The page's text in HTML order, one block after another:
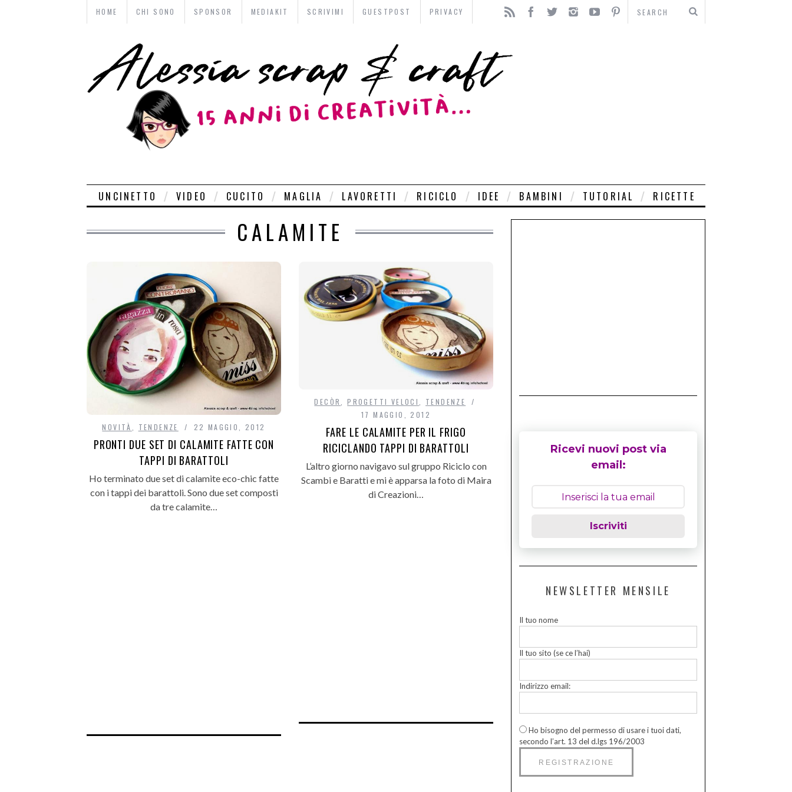
HOME CHI SONO SPONSOR MEDIAKIT SCRIVIMI GUESTPOST PRIVACY
UNCINETTO VIDEO CUCITO MAGLIA LAVORETTI RICICLO IDEE BAMBINI TUTORIAL RICETTE
CALAMITE
NOVITÀ TENDENZE 22 MAGGIO, 2012
PRONTI DUE SET DI CALAMITE FATTE CON
TAPPI DI BARATTOLI
Ho terminato due set di calamite eco-chic fatte
con i tappi dei barattoli. Sono due set composti
da tre calamite…
DECÒR ,PROGETTI VELOCI
TENDENZE
17 MAGGIO, 2012
FARE LE CALAMITE PER IL FRIGO
RICICLANDO TAPPI DI BARATTOLI
L’altro giorno navigavo sul gruppo Riciclo con
Scambi e Baratti e mi è apparsa la foto di Maira
di Creazioni…
Ricevi nuovi post via
email:
Iscriviti
NEWSLETTER MENSILE
Il tuo nome
Il tuo sito (se ce l’hai)
Indirizzo email:
Ho bisogno del permesso di usare i tuoi dati,
secondo l’art. 13 del d.lgs 196/2003